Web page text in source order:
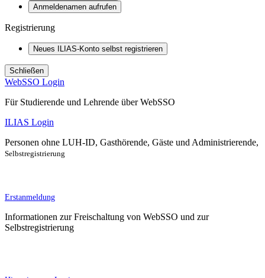
Anmeldenamen aufrufen
Registrierung
Neues ILIAS-Konto selbst registrieren
Schließen
WebSSO Login
Für Studierende und Lehrende über WebSSO
ILIAS Login
Personen ohne LUH-ID, Gasthörende, Gäste und Administrierende,
Selbstregistrierung
Erstanmeldung
Informationen zur Freischaltung von WebSSO und zur
Selbstregistrierung